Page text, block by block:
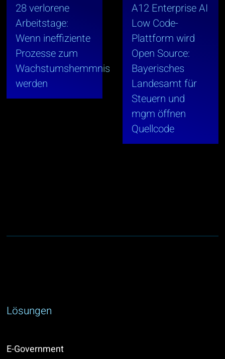
28 verlorene
Arbeitstage:
Wenn ineffiziente
Prozesse zum
Wachstumshemmnis
werden
A12 Enterprise AI
Low Code-
Plattform wird
Open Source:
Bayerisches
Landesamt für
Steuern und
mgm öffnen
Quellcode
Lösungen
E-Government